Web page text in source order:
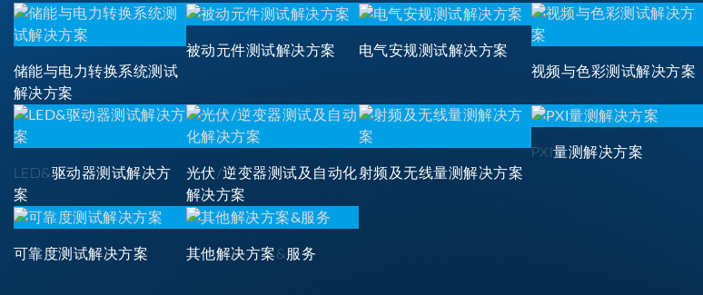
储能与电力转换系统测试
解决方案
被动元件测试解决方案
电气安规测试解决方案
视频与色彩测试解决方案
LED&驱动器测试解决方
案
光伏/逆变器测试及自动化
解决方案
射频及无线量测解决方案
PXI量测解决方案
可靠度测试解决方案 其他解决方案&服务